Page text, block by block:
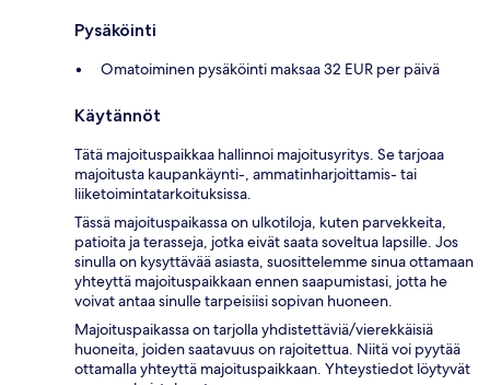
Pysäköinti
Omatoiminen pysäköinti maksaa 32 EUR per päivä
Käytännöt
Tätä majoituspaikkaa hallinnoi majoitusyritys. Se tarjoaa
majoitusta kaupankäynti-, ammatinharjoittamis- tai
liiketoimintatarkoituksissa.
Tässä majoituspaikassa on ulkotiloja, kuten parvekkeita,
patioita ja terasseja, jotka eivät saata soveltua lapsille. Jos
sinulla on kysyttävää asiasta, suosittelemme sinua ottamaan
yhteyttä majoituspaikkaan ennen saapumistasi, jotta he
voivat antaa sinulle tarpeisiisi sopivan huoneen.
Majoituspaikassa on tarjolla yhdistettäviä/vierekkäisiä
huoneita, joiden saatavuus on rajoitettua. Niitä voi pyytää
ottamalla yhteyttä majoituspaikkaan. Yhteystiedot löytyvät